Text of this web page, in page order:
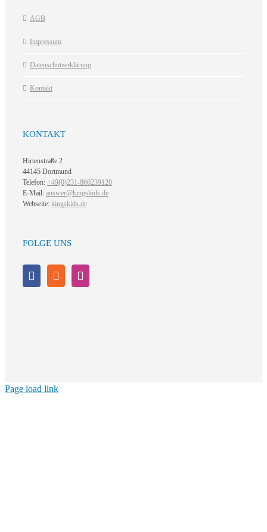
AGB
Impressum
Datenschutzerklärung
Kontakt
KONTAKT
Hirtenstraße 2
44145 Dortmund
Telefon: +49(0)231-860239120
E-Mail: answer@kingskids.de
Webseite: kingskids.de
FOLGE UNS
Page load link